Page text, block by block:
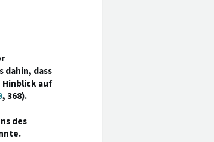
dass
auf
, 368).
des